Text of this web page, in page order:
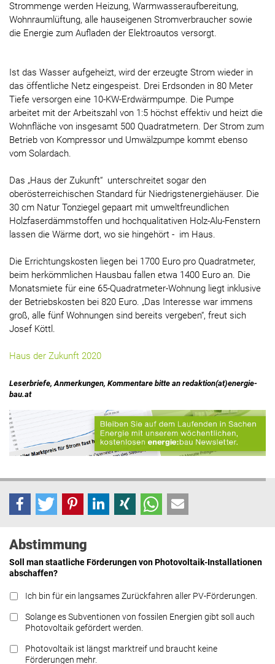
Strommenge werden Heizung, Warmwasseraufbereitung,
Wohnraumlüftung, alle hauseigenen Stromverbraucher sowie
die Energie zum Aufladen der Elektroautos versorgt.
Ist das Wasser aufgeheizt, wird der erzeugte Strom wieder in
das öffentliche Netz eingespeist. Drei Erdsonden in 80 Meter
Tiefe versorgen eine 10-KW-Erdwärmpumpe. Die Pumpe
arbeitet mit der Arbeitszahl von 1:5 höchst effektiv und heizt die
Wohnfläche von insgesamt 500 Quadratmetern. Der Strom zum
Betrieb von Kompressor und Umwälzpumpe kommt ebenso
vom Solardach.
Das „Haus der Zukunft“ unterschreitet sogar den
oberösterreichischen Standard für Niedrigstenergiehäuser. Die
30 cm Natur Tonziegel gepaart mit umweltfreundlichen
Holzfaserdämmstoffen und hochqualitativen Holz-Alu-Fenstern
lassen die Wärme dort, wo sie hingehört - im Haus.
Die Errichtungskosten liegen bei 1700 Euro pro Quadratmeter,
beim herkömmlichen Hausbau fallen etwa 1400 Euro an. Die
Monatsmiete für eine 65-Quadratmeter-Wohnung liegt inklusive
der Betriebskosten bei 820 Euro. „Das Interesse war immens
groß, alle fünf Wohnungen sind bereits vergeben“, freut sich
Josef Köttl.
Haus der Zukunft 2020
Leserbriefe, Anmerkungen, Kommentare bitte an redaktion(at)energie-
bau.at
Abstimmung
Soll man staatliche Förderungen von Photovoltaik-Installationen
abschaffen?
Ich bin für ein langsames Zurückfahren aller PV-Förderungen.
Solange es Subventionen von fossilen Energien gibt soll auch
Photovoltaik gefördert werden.
Photovoltaik ist längst marktreif und braucht keine
Förderungen mehr.